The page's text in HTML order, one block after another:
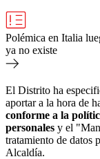
Polémica en Italia
ya no existe
El Distrito ha
aportar a la hora de
conforme a la
personales y el
tratamiento de datos
Alcaldía.